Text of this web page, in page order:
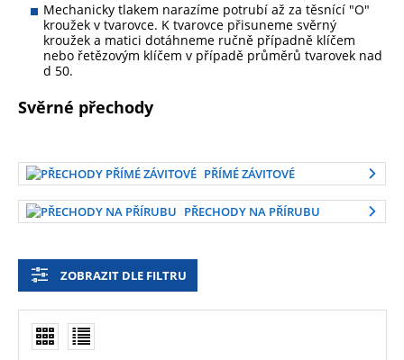
Mechanicky tlakem narazíme potrubí až za těsnící "O"
kroužek v tvarovce. K tvarovce přisuneme svěrný
kroužek a matici dotáhneme ručně případně klíčem
nebo řetězovým klíčem v případě průměrů tvarovek nad
d 50.
Svěrné přechody
PŘÍMÉ ZÁVITOVÉ
PŘECHODY NA PŘÍRUBU
ZOBRAZIT DLE FILTRU